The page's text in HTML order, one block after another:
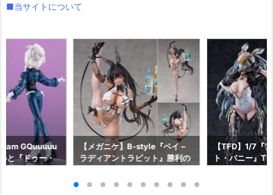
■当サイトについて
GQuuuuu
と『ドゥー・
【メガニケ】B-style『ベイ –
ラディアントラビット』勝利の
約【フリーイング】より2026
【TFD】1/7『
ト・バニー』